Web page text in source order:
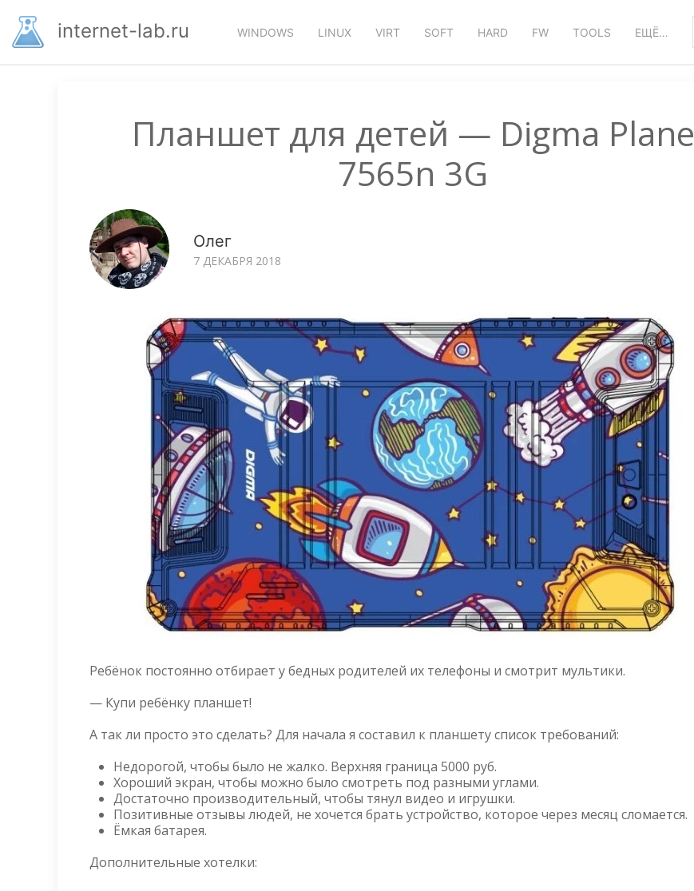
основномуinternet-lab.ru WINDOWS LINUX VIRT SOFT HARD FW TOOLS ЕЩЁ…
Планшет для детей — Digma Plane
7565n 3G
Олег
7 ДЕКАБРЯ 2018
Ребёнок постоянно отбирает у бедных родителей их телефоны и смотрит мультики.
— Купи ребёнку планшет!
А так ли просто это сделать? Для начала я составил к планшету список требований:
Недорогой, чтобы было не жалко. Верхняя граница 5000 руб.
Хороший экран, чтобы можно было смотреть под разными углами.
Достаточно производительный, чтобы тянул видео и игрушки.
Позитивные отзывы людей, не хочется брать устройство, которое через месяц сломается.
Ёмкая батарея.
Дополнительные хотелки: